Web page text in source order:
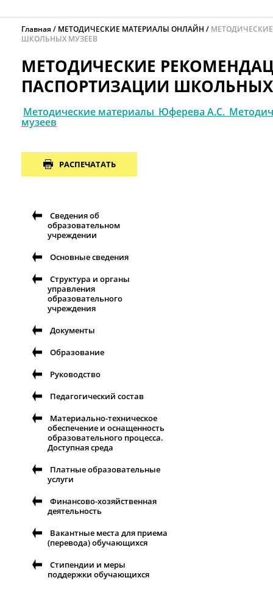
Главная МЕТОДИЧЕСКИЕ МАТЕРИАЛЫ ОНЛАЙН
ШКОЛЬНЫХ МУЗЕЕВ
МЕТОДИЧЕСКИЕ
ПАСПОРТИЗАЦИИ
Методические материалы_Юферева
музеев
РАСПЕЧАТАТЬ
Сведения об
образовательном
учреждении
Основные сведения
Структура и органы
управления
образовательного
учреждения
Документы
Образование
Руководство
Педагогический состав
Материально-техническое
обеспечение и оснащенность
образовательного процесса.
Доступная среда
Платные образовательные
услуги
Финансово-хозяйственная
деятельность
Вакантные места для приема
(перевода) обучающихся
Стипендии и меры
поддержки обучающихся